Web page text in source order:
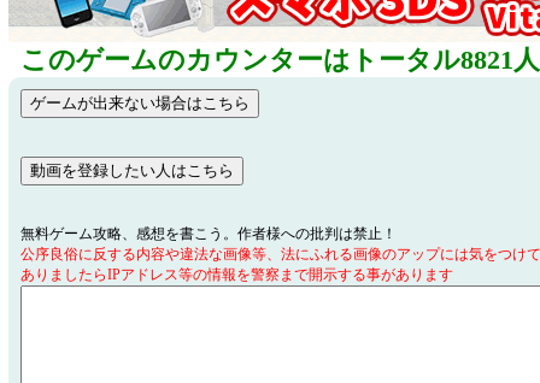
このゲームのカウンターはトータル8821
無料ゲーム攻略、感想を書こう。作者様への批判は禁止！
公序良俗に反する内容や違法な画像等、法にふれる画像のアップには気をつけ
ありましたらIPアドレス等の情報を警察まで開示する事があります